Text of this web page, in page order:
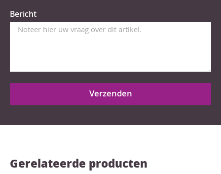
Bericht
Verzenden
Gerelateerde producten